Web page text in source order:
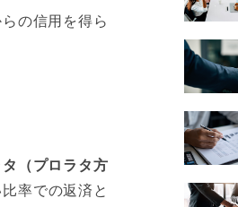
の信用を得ら
（プロラタ方
率での返済と